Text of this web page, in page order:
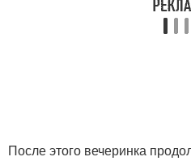
После этого вечеринка